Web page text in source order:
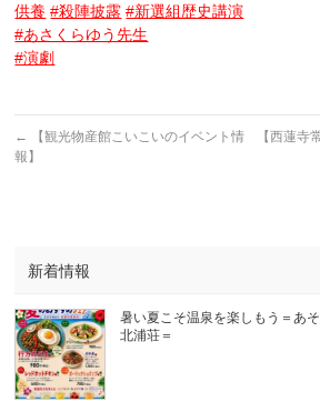
供養 #殺陣披露 #新選組歴史講演
#あさくらゆう先生
#演劇
←
【観光物産館こいこいのイベント情
報】
【西蓮寺
新着情報
暑い夏こそ温泉を楽しもう＝あ
北浦荘＝